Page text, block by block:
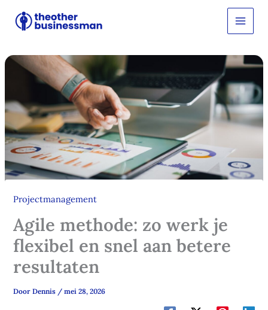
naar
Projectmanagement
Agile methode: zo werk je
flexibel en snel aan betere
resultaten
DoorDennis /mei 28, 2026
o
e
e
n